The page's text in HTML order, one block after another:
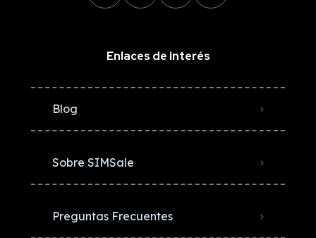
Enlaces de interés
Blog
Sobre SIMSale
Preguntas Frecuentes